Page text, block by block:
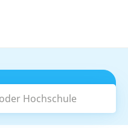
Hochschule
Suchen